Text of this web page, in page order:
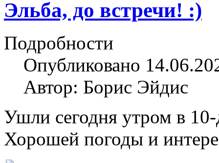
Эльба, до встречи! :)
Подробности
Опубликовано
Автор: Борис Эйдис
Ушли сегодня утром в
Хорошей погоды и